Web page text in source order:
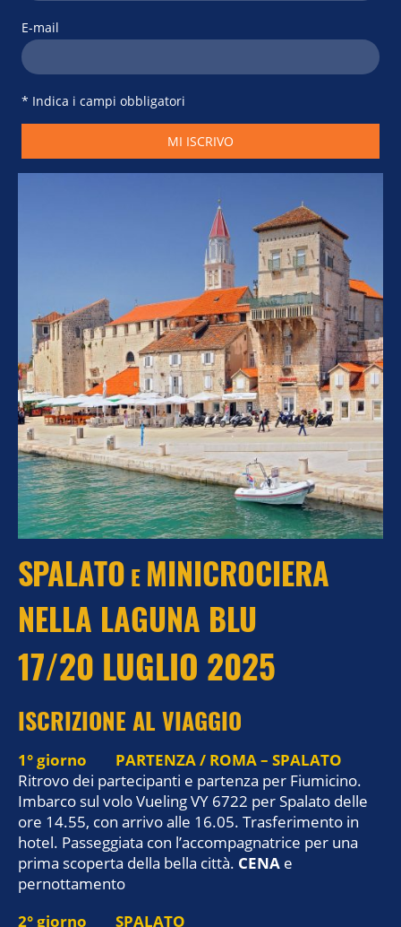
E-mail
* Indica i campi obbligatori
MI ISCRIVO
SPALATO E MINICROCIERA
NELLA LAGUNA BLU
17/20 LUGLIO 2025
ISCRIZIONE AL VIAGGIO
1° giorno PARTENZA / ROMA – SPALATO
Ritrovo dei partecipanti e partenza per Fiumicino.
Imbarco sul volo Vueling VY 6722 per Spalato delle
ore 14.55, con arrivo alle 16.05. Trasferimento in
hotel. Passeggiata con l’accompagnatrice per una
prima scoperta della bella città. CENA e
pernottamento
2° giorno SPALATO